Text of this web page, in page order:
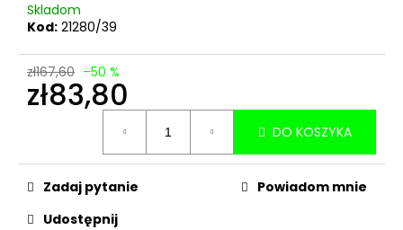
Skladom
Kod: 21280/39
zł167,60 –50 %
zł83,80
DO KOSZYKA
Zadaj pytanie
Powiadom mnie
Udostępnij